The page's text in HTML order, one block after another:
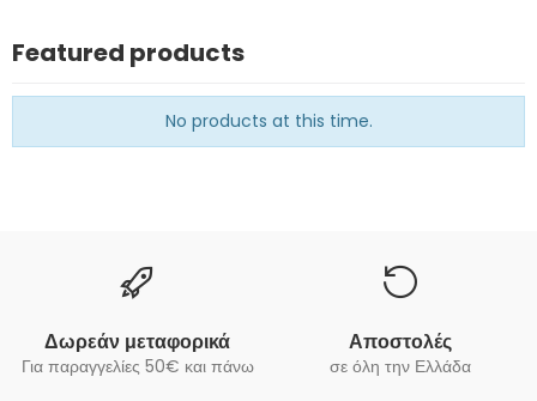
Featured products
No products at this time.
Δωρεάν μεταφορικά
Για παραγγελίες 50€ και πάνω
Αποστολές
σε όλη την Ελλάδα